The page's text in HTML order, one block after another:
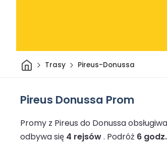
DomTrasy Pireus-Donussa
Pireus Donussa Prom
Promy z Pireus do Donussa
odbywa się 4 rejsów. Podróż 6